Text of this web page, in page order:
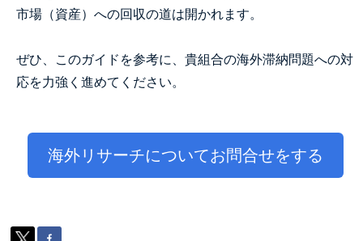
市場（資産）への回収の道は開かれます。
ぜひ、このガイドを参考に、貴組合の海外滞納問題への対
応を力強く進めてください。
海外リサーチについてお問合せをする